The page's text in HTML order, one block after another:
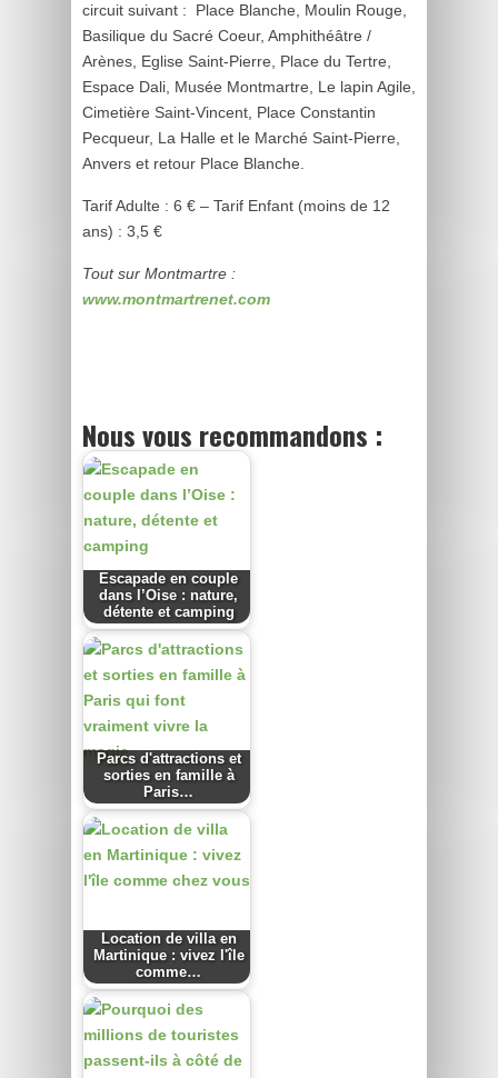
circuit suivant : Place Blanche, Moulin Rouge,
Basilique du Sacré Coeur, Amphithéâtre /
Arènes, Eglise Saint-Pierre, Place du Tertre,
Espace Dali, Musée Montmartre, Le lapin Agile,
Cimetière Saint-Vincent, Place Constantin
Pecqueur, La Halle et le Marché Saint-Pierre,
Anvers et retour Place Blanche.
Tarif Adulte : 6 € – Tarif Enfant (moins de 12
ans) : 3,5 €
Tout sur Montmartre :
www.montmartrenet.com
Nous vous recommandons :
Escapade en couple
dans l’Oise : nature,
détente et camping
Parcs d'attractions et
sorties en famille à
Paris…
Location de villa en
Martinique : vivez l'île
comme…